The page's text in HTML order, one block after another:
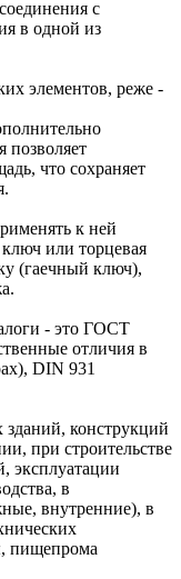
с
в одной из
элементов, реже -
позволяет
что сохраняет
к ней
или торцевая
(гаечный ключ),
- это ГОСТ
отличия в
DIN 931
конструкций
при строительстве
эксплуатации
в
внутренние), в
пищепрома